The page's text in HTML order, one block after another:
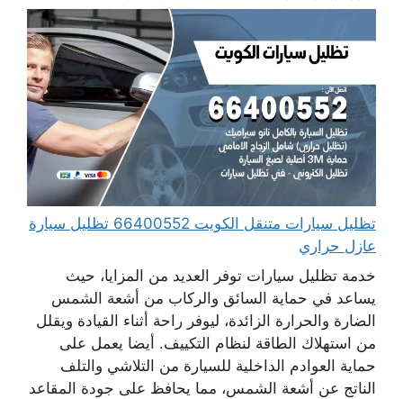
تظليل سيارات متنقل الكويت 66400552 تظليل سيارة
عازل حراري
خدمة تظليل سيارات توفر العديد من المزايا، حيث
يساعد في حماية السائق والركاب من أشعة الشمس
الضارة والحرارة الزائدة، ليوفر راحة أثناء القيادة ويقلل
من استهلاك الطاقة لنظام التكييف. أيضا يعمل على
حماية العوادم الداخلية للسيارة من التلاشي والتلف
الناتج عن أشعة الشمس، مما يحافظ على جودة المقاعد